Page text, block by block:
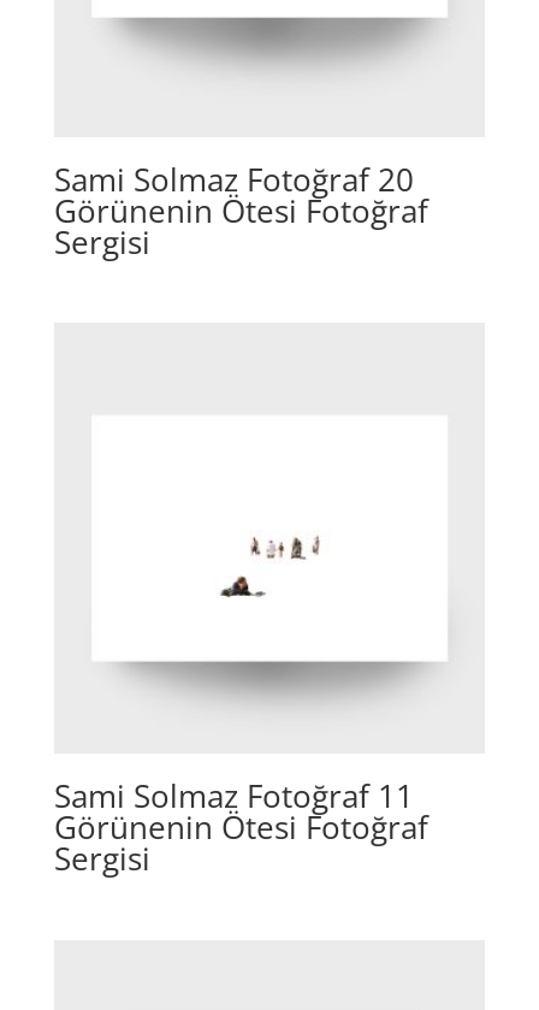
Sami Solmaz Fotoğraf 20
Görünenin Ötesi Fotoğraf
Sergisi
Sami Solmaz Fotoğraf 11
Görünenin Ötesi Fotoğraf
Sergisi